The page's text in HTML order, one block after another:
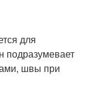
для
подразумевает
швы при